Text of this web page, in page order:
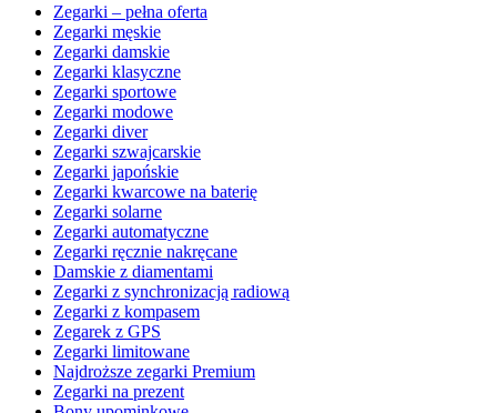
Zegarki – pełna oferta
Zegarki męskie
Zegarki damskie
Zegarki klasyczne
Zegarki sportowe
Zegarki modowe
Zegarki diver
Zegarki szwajcarskie
Zegarki japońskie
Zegarki kwarcowe na baterię
Zegarki solarne
Zegarki automatyczne
Zegarki ręcznie nakręcane
Damskie z diamentami
Zegarki z synchronizacją radiową
Zegarki z kompasem
Zegarek z GPS
Zegarki limitowane
Najdroższe zegarki Premium
Zegarki na prezent